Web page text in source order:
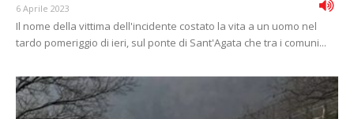
6 Aprile 2023
Il nome della vittima dell'incidente costato la vita a un uomo nel
tardo pomeriggio di ieri, sul ponte di Sant'Agata che tra i comuni...